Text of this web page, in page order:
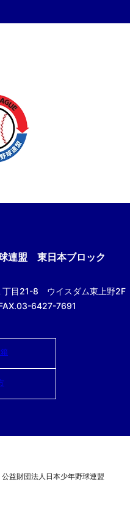
連盟 東日本ブロック
丁目21-8 ウイスダム東上野2F
6427-7691
益財団法人 日本少年野球連盟